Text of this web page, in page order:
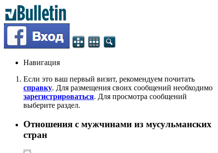
Навигация
Если это ваш первый визит, рекомендуем почитать
справку. Для размещения своих сообщений необходимо
зарегистрироваться. Для просмотра сообщений
выберите раздел.
Отношения с мужчинами из мусульманских
стран